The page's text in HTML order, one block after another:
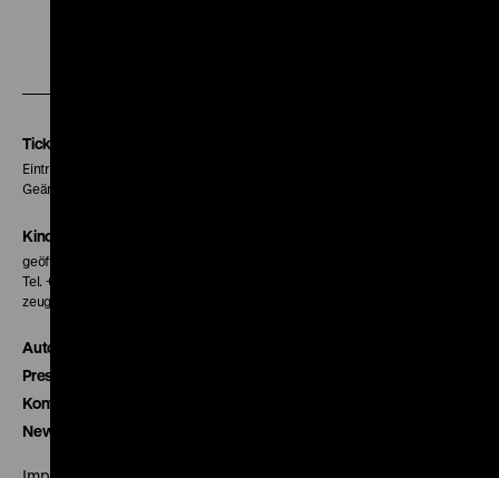
Tickets
Eintritt 5 €
Geänderte Preise sind im Programm vermerkt.
Kinokasse
geöffnet 30 Minuten vor Beginn der ersten Vorstellung
Tel. + 49 30 20304-770
zeughauskino@dhm.de
Autor*innen
Presse
Kontakt
Newsletter